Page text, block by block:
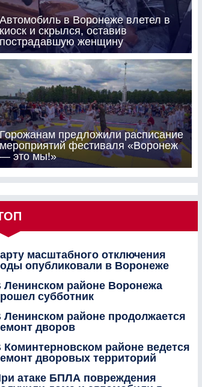
Автомобиль в Воронеже влетел в
киоск и скрылся, оставив
пострадавшую женщину
предложили расписание
фестиваля «Воронеж
— это мы!»
масштабного отключения
опубликовали в Воронеже
Ленинском районе Воронежа
субботник
Ленинском районе продолжается
дворов
Коминтерновском районе ведется
дворовых территорий
атаке БПЛА повреждения